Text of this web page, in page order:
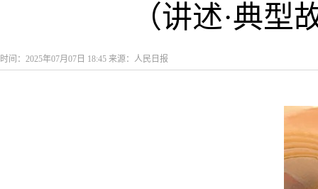
（讲述·典
时间：2025年07月07日 18:45 来源：人民日报